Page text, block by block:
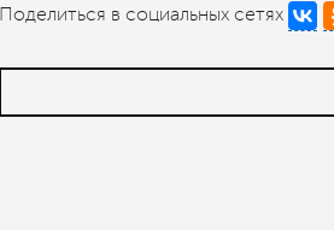
Поделиться в социальных сетях